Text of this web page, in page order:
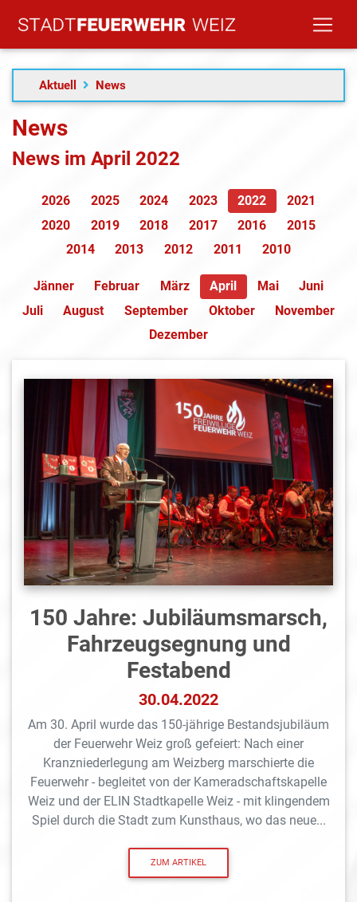
Aktuell News
News
News im April 2022
2026 2025 2024 2023 2022
2021
2020
2019 2018 2017 2016
2015
2014
2013 2012 2011 2010
Jänner Februar März April Mai
Juni
Juli
August September Oktober
November
Dezember
150 Jahre: Jubiläumsmarsch,
Fahrzeugsegnung und
Festabend
30.04.2022
Am 30. April wurde das 150-jährige Bestandsjubiläum
der Feuerwehr Weiz groß gefeiert: Nach einer
Kranzniederlegung am Weizberg marschierte die
Feuerwehr - begleitet von der Kameradschaftskapelle
Weiz und der ELIN Stadtkapelle Weiz - mit klingendem
Spiel durch die Stadt zum Kunsthaus, wo das neue...
ZUM ARTIKEL